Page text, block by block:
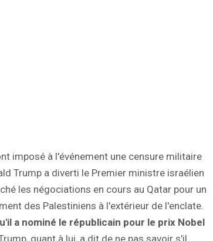
imposé à l'événement une censure militaire
Trump a diverti le Premier ministre israélien
les négociations en cours au Qatar pour un
des Palestiniens à l'extérieur de l'enclate.
a nominé le républicain pour le prix Nobel